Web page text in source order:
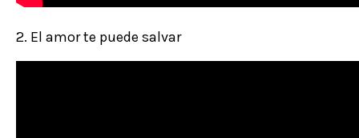
2. El amor te puede salvar